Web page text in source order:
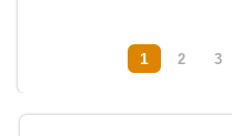
1 2 3